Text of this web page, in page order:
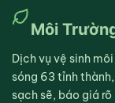
Môi
Dịch vụ vệ sinh
sóng 63 tỉnh
sạch sẽ, báo giá